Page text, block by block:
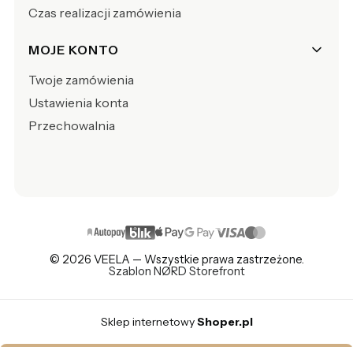
Czas realizacji zamówienia
MOJE KONTO
Twoje zamówienia
Ustawienia konta
Przechowalnia
© 2026 VEELA — Wszystkie prawa zastrzeżone.
Szablon NØRD Storefront
Sklep internetowyShoper.pl